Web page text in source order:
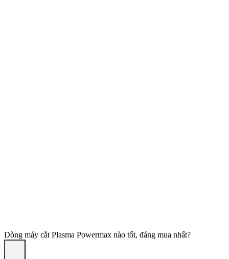
Dòng máy cắt Plasma Powermax nào tốt, đáng mua nhất?